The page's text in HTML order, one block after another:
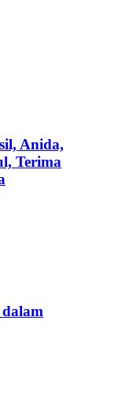
Anida,
Terima